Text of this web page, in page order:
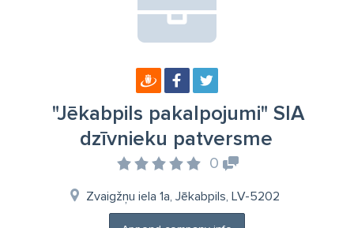
"Jēkabpils pakalpojumi" SIA
dzīvnieku patversme
0
Zvaigžņu iela 1a, Jēkabpils, LV-5202